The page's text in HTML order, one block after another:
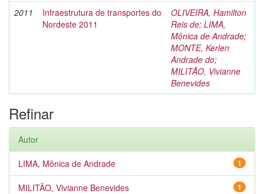
2011
Infraestrutura de transportes do
Nordeste 2011
OLIVEIRA, Hamilton
Reis de; LIMA,
Mônica de Andrade;
MONTE, Kerlen
Andrade do;
MILITÃO, Vivianne
Benevides
Refinar
Autor
1
LIMA, Mônica de Andrade
1
MILITÃO, Vivianne Benevides